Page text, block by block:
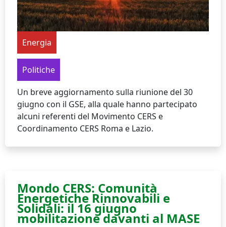
Energia
Politiche
Un breve aggiornamento sulla riunione del 30
giugno con il GSE, alla quale hanno partecipato
alcuni referenti del Movimento CERS e
Coordinamento CERS Roma e Lazio.
Mondo CERS: Comunità
Energetiche Rinnovabili e
Solidali: il 16 giugno
mobilitazione davanti al MASE